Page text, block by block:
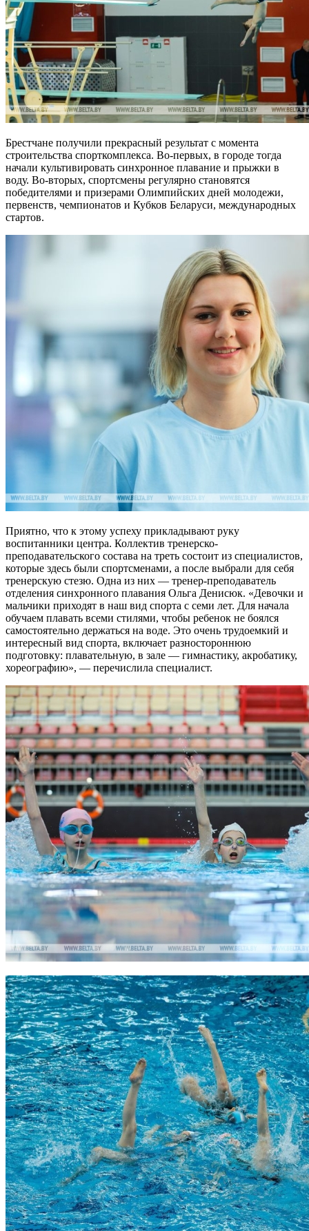
Брестчане получили прекрасный результат с момента
строительства спорткомплекса. Во-первых, в городе тогда
начали культивировать синхронное плавание и прыжки в
воду. Во-вторых, спортсмены регулярно становятся
победителями и призерами Олимпийских дней молодежи,
первенств, чемпионатов и Кубков Беларуси, международных
стартов.
Приятно, что к этому успеху прикладывают руку
воспитанники центра. Коллектив тренерско-
преподавательского состава на треть состоит из специалистов,
которые здесь были спортсменами, а после выбрали для себя
тренерскую стезю. Одна из них — тренер-преподаватель
отделения синхронного плавания Ольга Денисюк. «Девочки и
мальчики приходят в наш вид спорта с семи лет. Для начала
обучаем плавать всеми стилями, чтобы ребенок не боялся
самостоятельно держаться на воде. Это очень трудоемкий и
интересный вид спорта, включает разностороннюю
подготовку: плавательную, в зале — гимнастику, акробатику,
хореографию», — перечислила специалист.